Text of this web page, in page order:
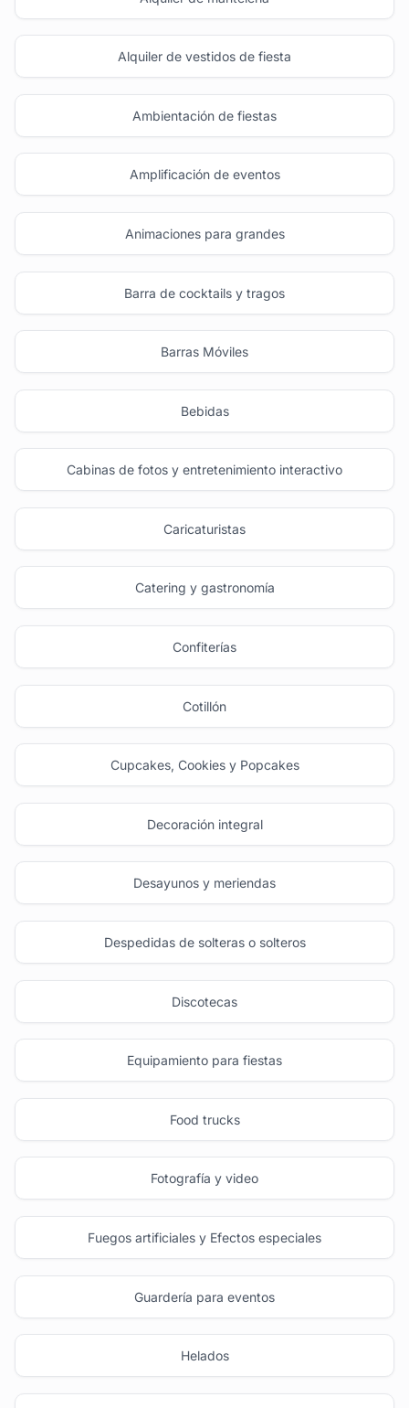
Alquiler de vestidos de fiesta
Ambientación de fiestas
Amplificación de eventos
Animaciones para grandes
Barra de cocktails y tragos
Barras Móviles
Bebidas
Cabinas de fotos y entretenimiento interactivo
Caricaturistas
Catering y gastronomía
Confiterías
Cotillón
Cupcakes, Cookies y Popcakes
Decoración integral
Desayunos y meriendas
Despedidas de solteras o solteros
Discotecas
Equipamiento para fiestas
Food trucks
Fotografía y video
Fuegos artificiales y Efectos especiales
Guardería para eventos
Helados